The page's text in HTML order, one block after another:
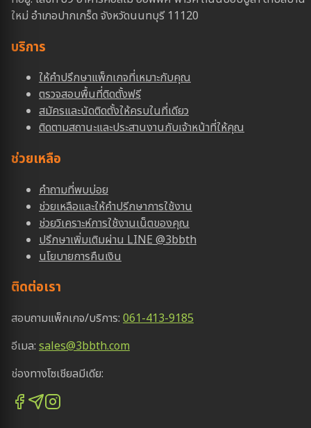
ใหม่ อำเภอปากเกร็ด จังหวัดนนทบุรี 11120
บริการ
ให้คำปรึกษาแพ็กเกจที่เหมาะกับคุณ
ตรวจสอบพื้นที่ติดตั้งฟรี
สมัครและนัดติดตั้งให้ครบในที่เดียว
ติดตามสถานะและประสานงานกับเจ้าหน้าที่ให้คุณ
ช่วยเหลือ
คำถามที่พบบ่อย
ช่วยเหลือและให้คำปรีกษาการใช้งาน
ช่วยวิเคราะห์การใช้งานเน็ตของคุณ
ปรึกษาเพิ่มเติมผ่าน LINE @3bbth
นโยบายการคืนเงิน
ติดต่อเรา
สอบถามแพ็กเกจ/บริการ: 061-413-9185
อีเมล: sales@3bbth.com
ช่องทางโซเชียลมีเดีย: